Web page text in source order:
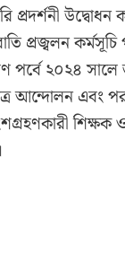
প্রদর্শনী
প্রজ্বলন কর্মসূচি
পর্বে ২০২৪
আন্দোলন এবং
শিক্ষক ও